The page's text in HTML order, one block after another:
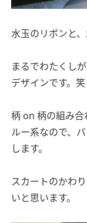
水玉のリボンと、
まるでわたくし
デザインです。笑
柄 on 柄の組み
ルー系なので、
します。
スカートのかわ
いと思います。